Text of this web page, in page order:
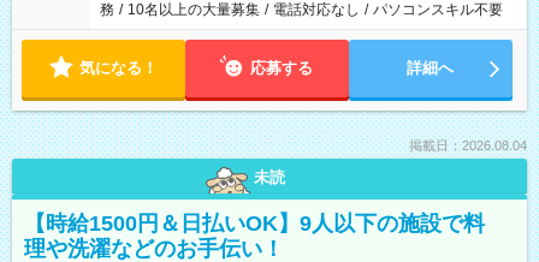
務 / 10名以上の大量募集 / 電話対応なし / パソコンスキル不要
気になる！ 応募する 詳細へ
掲載日：2026.08.04
未読
【時給1500円＆日払いOK】9人以下の施設で料
理や洗濯などのお手伝い！